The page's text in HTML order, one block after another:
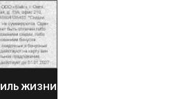
ЖИЗНИ